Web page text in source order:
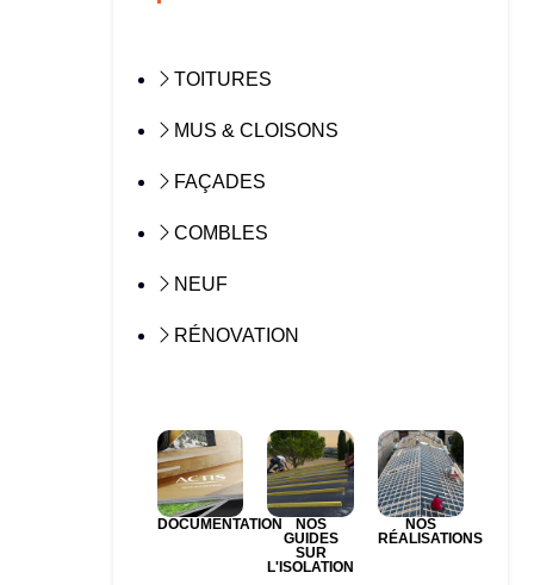
TOITURES
MUS & CLOISONS
FAÇADES
COMBLES
NEUF
RÉNOVATION
DOCUMENTATION
NOS
GUIDES
SUR
L'ISOLATION
NOS
RÉALISATIONS